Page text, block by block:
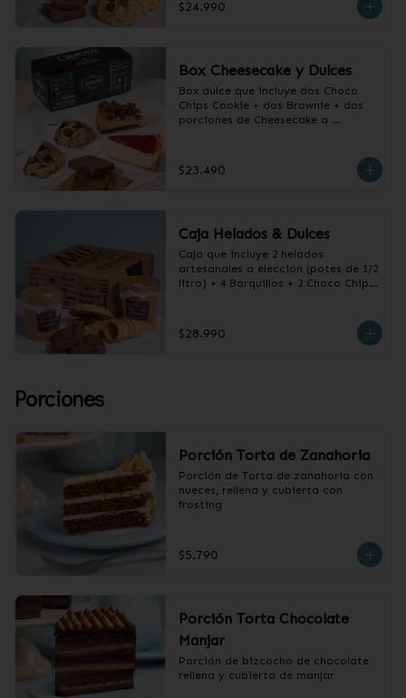
$24.990
Box Cheesecake y Dulces
Box dulce que incluye dos Choco
Chips Cookie + dos Brownie + dos
porciones de Cheesecake a
$23.490
Caja Helados & Dulces
Caja que incluye 2 helados
artesanales a elección (potes de 1/2
litro) + 4 Barquillos + 2 Choco Chips
$28.990
Porciones
Porción Torta de Zanahoria
Porción de Torta de zanahoria con
nueces, rellena y cubierta con
frosting
$5.790
Porción Torta Chocolate
Manjar
Porción de bizcocho de chocolate
rellena y cubierta de manjar